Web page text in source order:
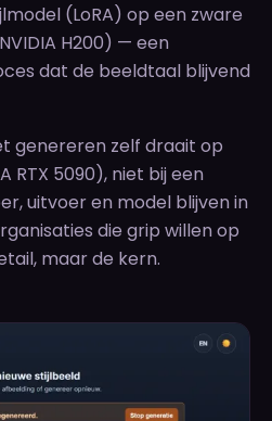
(LoRA) op een zware
H200) — een
dat de beeldtaal blijvend
genereren zelf draait op
RTX 5090), niet bij een
uitvoer en model blijven in
die grip willen op
maar de kern.